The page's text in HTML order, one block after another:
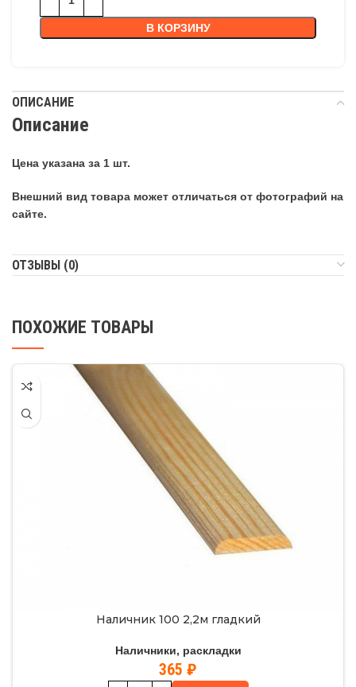
В КОРЗИНУ
ОПИСАНИЕ
Описание
Цена указана за 1 шт.
Внешний вид товара может отличаться от фотографий на
сайте.
ОТЗЫВЫ (0)
ПОХОЖИЕ ТОВАРЫ
Наличник 100 2,2м гладкий
Наличники, раскладки
365 ₽